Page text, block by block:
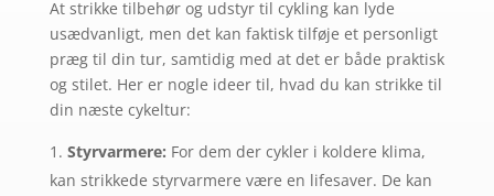
At strikke tilbehør og udstyr til cykling kan lyde
usædvanligt, men det kan faktisk tilføje et personligt
præg til din tur, samtidig med at det er både praktisk
og stilet. Her er nogle ideer til, hvad du kan strikke til
din næste cykeltur:
Styrvarmere: For dem der cykler i koldere klima,
kan strikkede styrvarmere være en lifesaver. De kan